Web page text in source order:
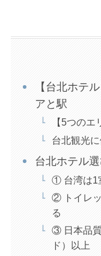
【台北ホテ
アと駅
【5つの
台北観光
台北ホテル
① 台湾は1
② トイレ
る
③ 日本品
ド）以上